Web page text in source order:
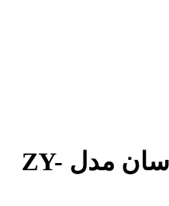
چراغ قوه اسمال سان مدل ZY-